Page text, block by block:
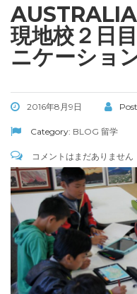
現地校２日
ニケーショ
2016年8月9日
Category: BLOG 留学
コメントはまだありません